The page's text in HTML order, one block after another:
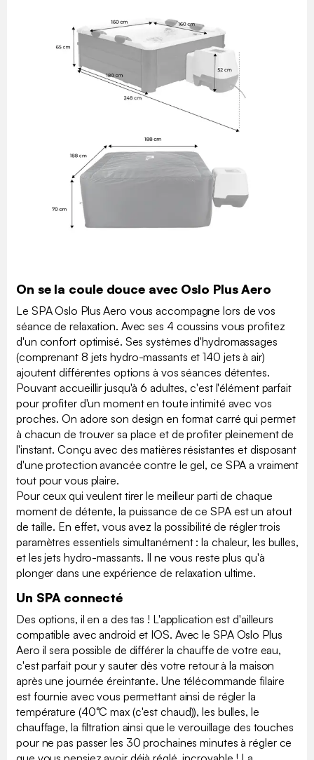
On se la coule douce avec Oslo Plus Aero
Le SPA Oslo Plus Aero vous accompagne lors de vos
séance de relaxation. Avec ses 4 coussins vous profitez
d'un confort optimisé. Ses systèmes d'hydromassages
(comprenant 8 jets hydro-massants et 140 jets à air)
ajoutent différentes options à vos séances détentes.
Pouvant accueillir jusqu'à 6 adultes, c'est l'élément parfait
pour profiter d'un moment en toute intimité avec vos
proches. On adore son design en format carré qui permet
à chacun de trouver sa place et de profiter pleinement de
l'instant. Conçu avec des matières résistantes et disposant
d'une protection avancée contre le gel, ce SPA a vraiment
tout pour vous plaire.
Pour ceux qui veulent tirer le meilleur parti de chaque
moment de détente, la puissance de ce SPA est un atout
de taille. En effet, vous avez la possibilité de régler trois
paramètres essentiels simultanément : la chaleur, les bulles,
et les jets hydro-massants. Il ne vous reste plus qu'à
plonger dans une expérience de relaxation ultime.
Un SPA connecté
Des options, il en a des tas ! L'application est d'ailleurs
compatible avec android et IOS. Avec le SPA Oslo Plus
Aero il sera possible de différer la chauffe de votre eau,
c'est parfait pour y sauter dès votre retour à la maison
après une journée éreintante. Une télécommande filaire
est fournie avec vous permettant ainsi de régler la
température (40°C max (c'est chaud)), les bulles, le
chauffage, la filtration ainsi que le verouillage des touches
pour ne pas passer les 30 prochaines minutes à régler ce